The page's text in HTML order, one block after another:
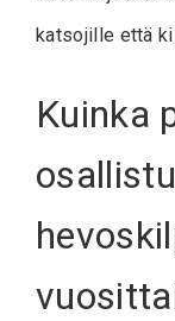
katsojille että
Kuinka